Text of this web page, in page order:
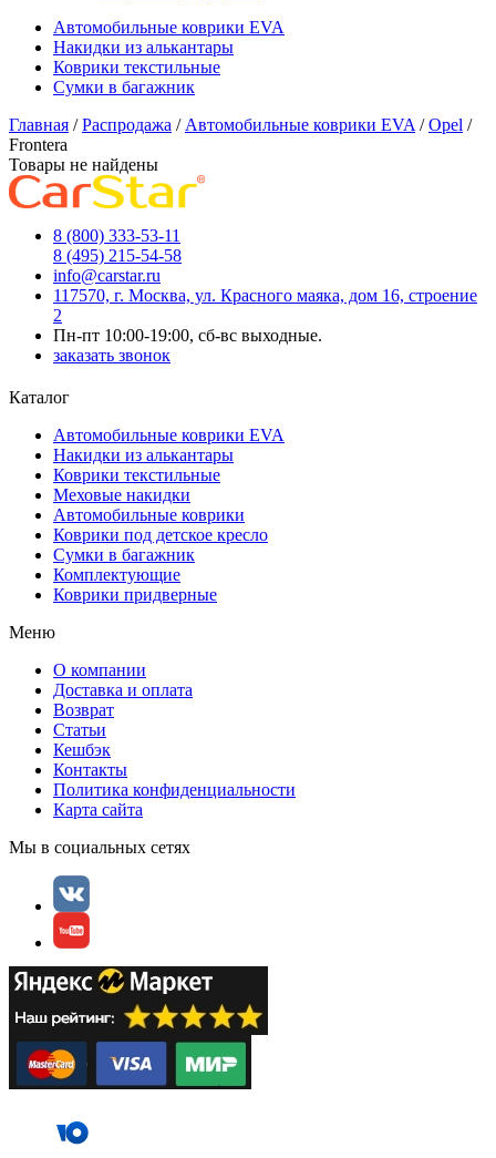
Автомобильные коврики EVA
Накидки из алькантары
Коврики текстильные
Сумки в багажник
Главная /Распродажа / Автомобильные коврики EVA /Opel /
Frontera
Товары не найдены
8 (800) 333-53-11
8 (495) 215-54-58
info@carstar.ru
117570, г. Москва, ул. Красного маяка, дом 16, строение
2
Пн-пт 10:00-19:00, сб-вс выходные.
заказать звонок
Каталог
Автомобильные коврики EVA
Накидки из алькантары
Коврики текстильные
Меховые накидки
Автомобильные коврики
Коврики под детское кресло
Сумки в багажник
Комплектующие
Коврики придверные
Меню
О компании
Доставка и оплата
Возврат
Статьи
Кешбэк
Контакты
Политика конфиденциальности
Карта сайта
Мы в социальных сетях